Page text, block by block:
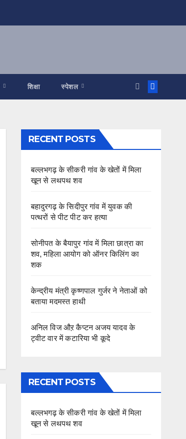
शिक्षा स्पेशल
RECENT POSTS
बल्लभगढ़ के सीकरी गांव के खेतों में मिला
खून से लथपथ शव
बहादुरगढ़ के सिदीपुर गांव में युवक की
पत्थरों से पीट पीट कर हत्या
सोनीपत के बैयापुर गांव में मिला छात्रा का
शव, महिला आयोग को ऑनर किलिंग का
शक
केन्द्रीय मंत्री कृष्णपाल गुर्जर ने नेताओं को
बताया मदमस्त हाथी
अनिल विज औऱ कैप्टन अजय यादव के
ट्वीट वार में कटारिया भी कूदे
RECENT POSTS
बल्लभगढ़ के सीकरी गांव के खेतों में मिला
खून से लथपथ शव